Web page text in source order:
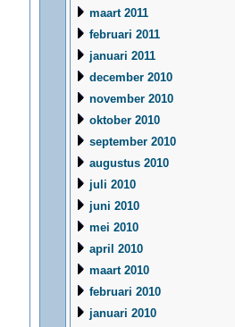
maart 2011
februari 2011
januari 2011
december 2010
november 2010
oktober 2010
september 2010
augustus 2010
juli 2010
juni 2010
mei 2010
april 2010
maart 2010
februari 2010
januari 2010